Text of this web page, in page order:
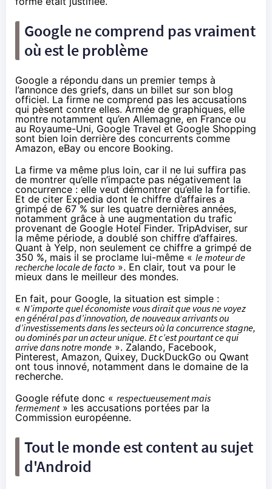
Google ne comprend pas vraiment
où est le problème
Google a répondu dans un premier temps à
l’annonce des griefs, dans un billet sur son blog
officiel. La firme ne comprend pas les accusations
qui pèsent contre elles. Armée de graphiques, elle
montre notamment qu’en Allemagne, en France ou
au Royaume-Uni, Google Travel et Google Shopping
sont bien loin derrière des concurrents comme
Amazon, eBay ou encore Booking.
La firme va même plus loin, car il ne lui suffira pas
de montrer qu’elle n’impacte pas négativement la
concurrence : elle veut démontrer qu’elle la fortifie.
Et de citer Expedia dont le chiffre d’affaires a
grimpé de 67 % sur les quatre dernières années,
notamment grâce à une augmentation du trafic
provenant de Google Hotel Finder. TripAdviser, sur
la même période, a doublé son chiffre d’affaires.
Quant à Yelp, non seulement ce chiffre a grimpé de
350 %, mais il se proclame lui-même « le moteur de
recherche locale de facto ». En clair, tout va pour le
mieux dans le meilleur des mondes.
En fait, pour Google, la situation est simple :
« N’importe quel économiste vous dirait que vous ne voyez
en général pas d’innovation, de nouveaux arrivants ou
d’investissements dans les secteurs où la concurrence stagne,
ou dominés par un acteur unique. Et c’est pourtant ce qui
arrive dans notre monde ». Zalando, Facebook,
Pinterest, Amazon, Quixey, DuckDuckGo ou Qwant
ont tous innové, notamment dans le domaine de la
recherche.
Google réfute donc « respectueusement mais
fermement» les accusations portées par la
Commission européenne.
Tout le monde est content au sujet
d'Android